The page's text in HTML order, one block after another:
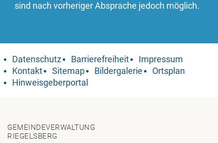
sind nach vorheriger Absprache jedoch möglich.
Datenschutz Barrierefreiheit
Impressum
Kontakt
Sitemap Bildergalerie
Ortsplan
Hinweisgeberportal
GEMEINDEVERWALTUNG
RIEGELSBERG